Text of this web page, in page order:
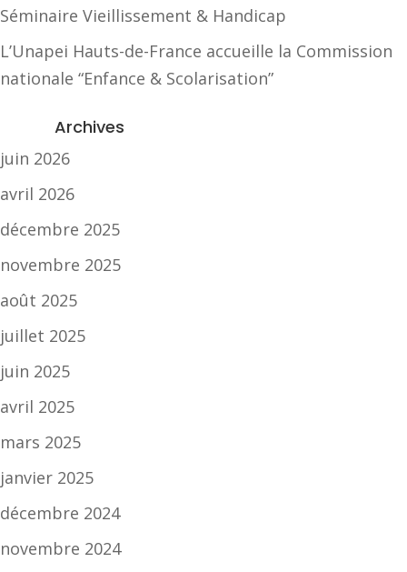
Séminaire Vieillissement & Handicap
L’Unapei Hauts-de-France accueille la Commission
nationale “Enfance & Scolarisation”
Archives
juin 2026
avril 2026
décembre 2025
novembre 2025
août 2025
juillet 2025
juin 2025
avril 2025
mars 2025
janvier 2025
décembre 2024
novembre 2024